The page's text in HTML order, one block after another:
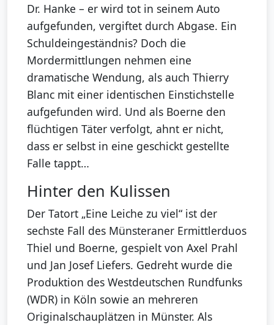
Dr. Hanke – er wird tot in seinem Auto
aufgefunden, vergiftet durch Abgase. Ein
Schuldeingeständnis? Doch die
Mordermittlungen nehmen eine
dramatische Wendung, als auch Thierry
Blanc mit einer identischen Einstichstelle
aufgefunden wird. Und als Boerne den
flüchtigen Täter verfolgt, ahnt er nicht,
dass er selbst in eine geschickt gestellte
Falle tappt…
Hinter den Kulissen
Der Tatort „Eine Leiche zu viel“ ist der
sechste Fall des Münsteraner Ermittlerduos
Thiel und Boerne, gespielt von Axel Prahl
und Jan Josef Liefers. Gedreht wurde die
Produktion des Westdeutschen Rundfunks
(WDR) in Köln sowie an mehreren
Originalschauplätzen in Münster. Als